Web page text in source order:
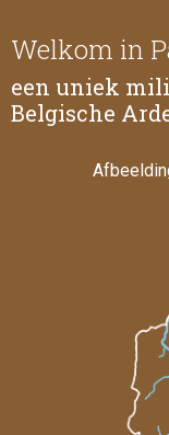
Welkom in
een uniek
Belgische